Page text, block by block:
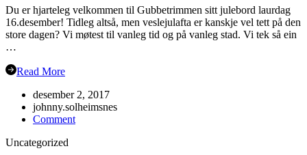
Du er hjarteleg velkommen til Gubbetrimmen sitt julebord laurdag
16.desember! Tidleg altså, men veslejulafta er kanskje vel tett på den
store dagen? Vi møtest til vanleg tid og på vanleg stad. Vi tek så ein
…
Read More
desember 2, 2017
johnny.solheimsnes
Commenton
Uncategorized